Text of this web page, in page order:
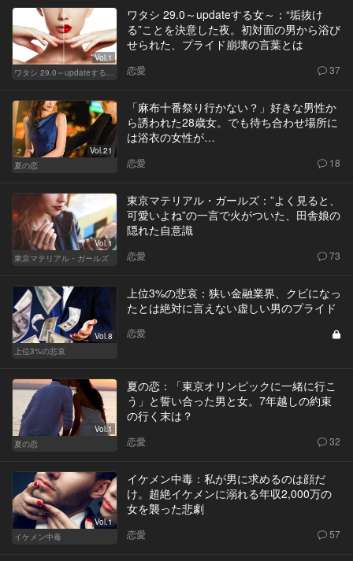
Vol.1
ワタシ 29.0～updateする女～
ワタシ 29.0～updateする女～：“垢抜け
る”ことを決意した夜。初対面の男から浴び
せられた、プライド崩壊の言葉とは
恋愛 37
Vol.21
夏の恋
「麻布十番祭り行かない？」好きな男性か
ら誘われた28歳女。でも待ち合わせ場所に
は浴衣の女性が…
恋愛 18
Vol.1
東京マテリアル・ガールズ
東京マテリアル・ガールズ：”よく見ると、
可愛いよね”の一言で火がついた、田舎娘の
隠れた自意識
恋愛 73
Vol.8
上位3%の悲哀
上位3%の悲哀：狭い金融業界、クビになっ
たとは絶対に言えない虚しい男のプライド
恋愛
Vol.1
夏の恋
夏の恋：「東京オリンピックに一緒に行こ
う」と誓い合った男と女。7年越しの約束
の行く末は？
恋愛 32
Vol.1
イケメン中毒
イケメン中毒：私が男に求めるのは顔だ
け。超絶イケメンに溺れる年収2,000万の
女を襲った悲劇
恋愛 57